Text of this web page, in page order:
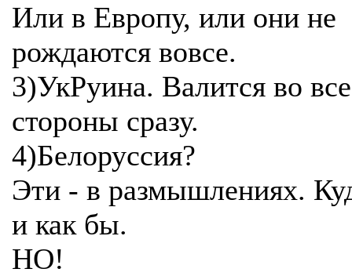
Или в Европу, или они не
рождаются вовсе.
3)УкРуина. Валится во все
стороны сразу.
4)Белоруссия?
Эти - в размышлениях.
и как бы.
НО!